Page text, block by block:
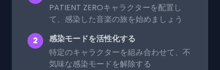
PATIENT ZEROキャラクターを配置し
て、感染した音楽の旅を始めましょう
2
感染モードを活性化する
特定のキャラクターを組み合わせて、不
気味な感染モードを解除する